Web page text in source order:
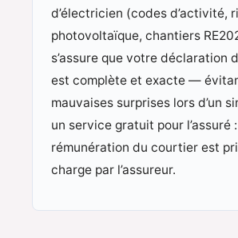
d’électricien (codes d’activité,
photovoltaïque, chantiers
s’assure que votre déclaration
est complète et exacte —
mauvaises surprises lors d’un
un service gratuit pour l’assuré
rémunération du courtier est
charge par l’assureur.